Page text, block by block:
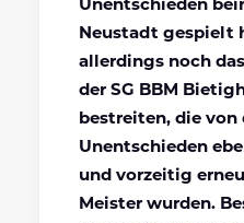
Unentschieden
Neustadt gespielt
allerdings noch
der SG BBM
bestreiten, die von
Unentschieden
und vorzeitig
Meister wurden.